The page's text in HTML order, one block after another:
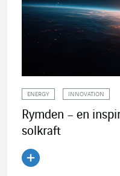
ENERGY INNOVATION
Rymden – en
solkraft